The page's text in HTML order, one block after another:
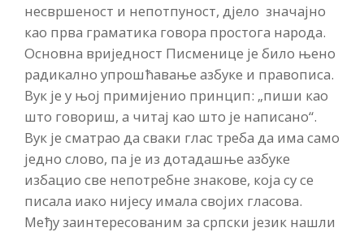
несвршеност и непотпуност, дјело значајно
као прва граматика говора простога народа.
Основна вриједност Писменице је било њено
радикално упрошћавање азбуке и правописа.
Вук је у њој примијенио принцип: „пиши као
што говориш, а читај као што је написано“.
Вук је сматрао да сваки глас треба да има само
једно слово, па је из дотадашње азбуке
избацио све непотребне знакове, која су се
писала иако нијесу имала својих гласова.
Међу заинтересованим за српски језик нашли